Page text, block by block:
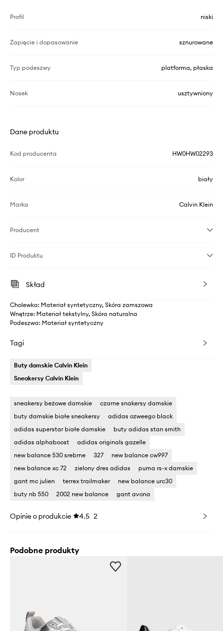
Profil niski
Zapięcie i dopasowanie sznurowane
Typ podeszwy platforma, płaska
Nosek usztywniony
Dane produktu
Kod producenta HW0HW02293
Kolor biały
Marka Calvin Klein
Producent
ID Produktu
Skład
Cholewka: Materiał syntetyczny, Skóra zamszowa
Wnętrze: Materiał tekstylny, Skóra naturalna
Podeszwa: Materiał syntetyczny
Tagi
Buty damskie Calvin Klein
Sneakersy Calvin Klein
sneakersy beżowe damskie
czarne snakersy damskie
buty damskie białe sneakersy
adidas ozweego black
adidas superstar białe damskie
buty adidas stan smith
adidas alphaboost
adidas originals gazelle
new balance 530 srebrne
327
new balance cw997
new balance xc 72
zielony dres adidas
puma rs-x damskie
gant mc julien
terrex trailmaker
new balance urc30
buty nb 550
2002 new balance gant avona
Opinie o produkcie 4.5 2
Podobne produkty